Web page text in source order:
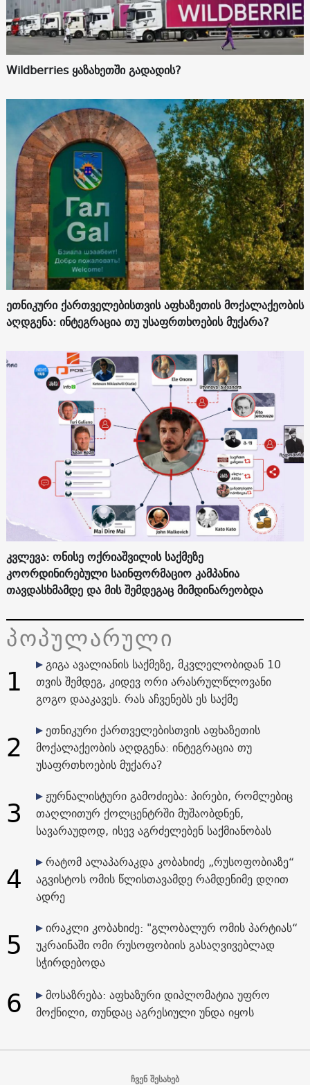
Wildberries ყაზახეთში გადადის?
ეთნიკური ქართველებისთვის აფხაზეთის მოქალაქეობის
აღდგენა: ინტეგრაცია თუ უსაფრთხოების მუქარა?
კვლევა: ონისე ოქრიაშვილის საქმეზე
კოორდინირებული საინფორმაციო კამპანია
თავდასხმამდე და მის შემდეგაც მიმდინარეობდა
პოპულარული
1
გიგა ავალიანის საქმეზე, მკვლელობიდან 10
თვის შემდეგ, კიდევ ორი არასრულწლოვანი
გოგო დააკავეს. რას აჩვენებს ეს საქმე
2
ეთნიკური ქართველებისთვის აფხაზეთის
მოქალაქეობის აღდგენა: ინტეგრაცია თუ
უსაფრთხოების მუქარა?
3
ჟურნალისტური გამოძიება: პირები, რომლებიც
თაღლითურ ქოლცენტრში მუშაობდნენ,
სავარაუდოდ, ისევ აგრძელებენ საქმიანობას
4
რატომ ალაპარაკდა კობახიძე „რუსოფობიაზე“
აგვისტოს ომის წლისთავამდე რამდენიმე დღით
ადრე
5
ირაკლი კობახიძე: "გლობალურ ომის პარტიას“
უკრაინაში ომი რუსოფობიის გასაღვივებლად
სჭირდებოდა
6
მოსაზრება: აფხაზური დიპლომატია უფრო
მოქნილი, თუნდაც აგრესიული უნდა იყოს
ჩვენ შესახებ